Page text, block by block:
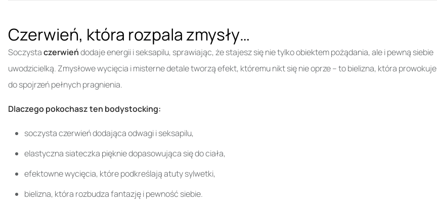
Czerwień, która rozpala zmysły…
Soczystaczerwieńdodaje energii i seksapilu, sprawiając, że stajesz się nie tylko obiektem pożądania, ale i pewną siebie
uwodzicielką. Zmysłowe wycięcia i misterne detale tworzą efekt, któremu nikt się nie oprze – to bielizna, która prowokuje
do spojrzeń pełnych pragnienia.
Dlaczego pokochasz ten bodystocking:
soczysta czerwień dodająca odwagi i seksapilu,
elastyczna siateczka pięknie dopasowująca się do ciała,
efektowne wycięcia, które podkreślają atuty sylwetki,
bielizna, która rozbudza fantazję i pewność siebie.